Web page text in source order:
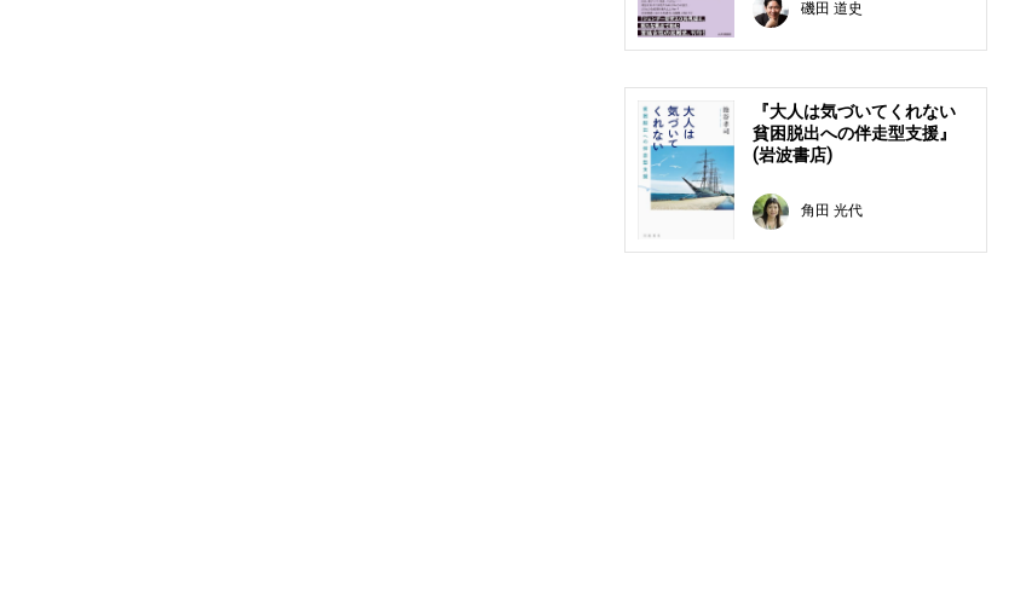
磯田 道史
『大人は気づいてくれない
貧困脱出への伴走型支援』
(岩波書店)
角田 光代